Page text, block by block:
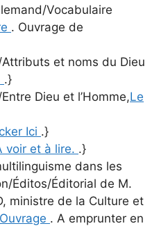
Vocabulaire
. Ouvrage de
et noms du Dieu
.}
Dieu et l’Homme,Le
Ici .}
voir et à lire. .}
dans les
Éditos/Éditorial de M.
ministre de la Culture et
Ouvrage . A emprunter en